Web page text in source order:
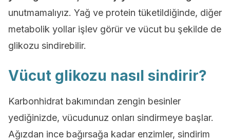
unutmamalıyız. Yağ ve protein tüketildiğinde, diğer
metabolik yollar işlev görür ve vücut bu şekilde de
glikozu sindirebilir.
Vücut glikozu nasıl sindirir?
Karbonhidrat bakımından zengin besinler
yediğinizde, vücudunuz onları sindirmeye başlar.
Ağızdan ince bağırsağa kadar enzimler, sindirim